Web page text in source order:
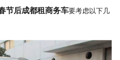
服务项目
租车价格
节后成都租商务车要考虑以下几